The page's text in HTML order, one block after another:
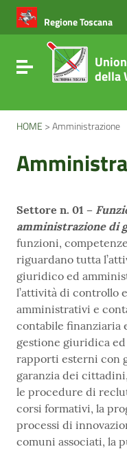
Vai ai contenuti
Vai al menu di
Vai al footer
Regione Toscana
Attiva / disattiva la
della
HOME >Amministrazione
Settore n. 01 –
amministrazione di
funzioni,
riguardano tutta
giuridico ed
l’attività di controllo
amministrativi e
contabile finanziaria
gestione giuridica
rapporti esterni con
garanzia dei
le procedure di
corsi formativi, la
processi di
comuni associati, la